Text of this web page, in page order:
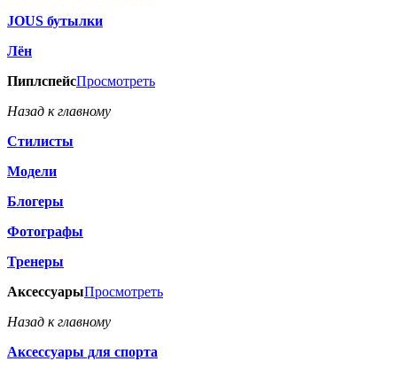
JOUS бутылки
Лён
ПиплспейсПросмотреть
Назад к главному
Стилисты
Модели
Блогеры
Фотографы
Тренеры
АксессуарыПросмотреть
Назад к главному
Аксессуары для спорта